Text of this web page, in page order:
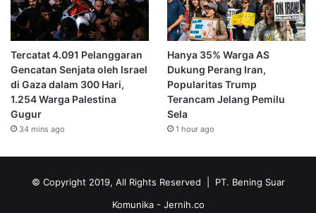
Tercatat 4.091 Pelanggaran
Gencatan Senjata oleh Israel
di Gaza dalam 300 Hari,
1.254 Warga Palestina
Gugur
34 mins ago
Hanya 35% Warga AS
Dukung Perang Iran,
Popularitas Trump
Terancam Jelang Pemilu
Sela
1 hour ago
© Copyright 2019, All Rights Reserved | PT. Bening Suar
Komunika - Jernih.co